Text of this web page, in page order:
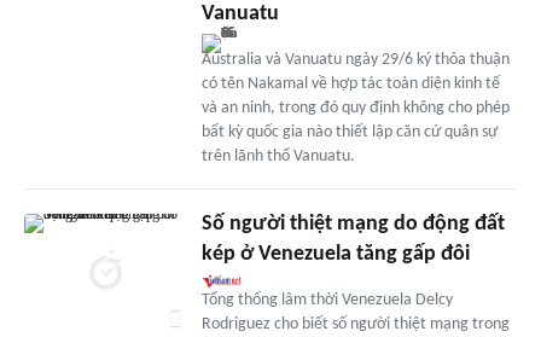
Vanuatu
Australia và Vanuatu ngày 29/6 ký thỏa thuận
có tên Nakamal về hợp tác toàn diện kinh tế
và an ninh, trong đó quy định không cho phép
bất kỳ quốc gia nào thiết lập căn cứ quân sự
trên lãnh thổ Vanuatu.
Số người thiệt mạng do động đất
kép ở Venezuela tăng gấp đôi
Tổng thống lâm thời Venezuela Delcy
Rodriguez cho biết số người thiệt mạng trong